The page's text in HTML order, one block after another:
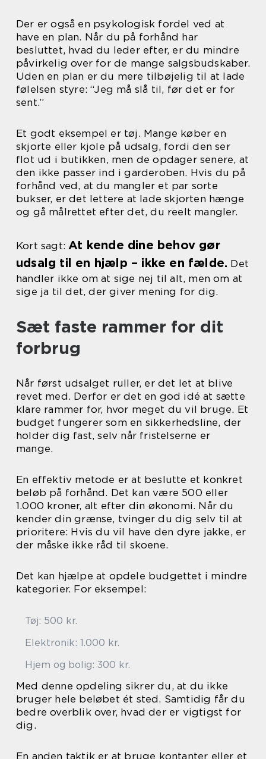
Der er også en psykologisk fordel ved at
have en plan. Når du på forhånd har
besluttet, hvad du leder efter, er du mindre
påvirkelig over for de mange salgsbudskaber.
Uden en plan er du mere tilbøjelig til at lade
følelsen styre: “Jeg må slå til, før det er for
sent.”
Et godt eksempel er tøj. Mange køber en
skjorte eller kjole på udsalg, fordi den ser
flot ud i butikken, men de opdager senere, at
den ikke passer ind i garderoben. Hvis du på
forhånd ved, at du mangler et par sorte
bukser, er det lettere at lade skjorten hænge
og gå målrettet efter det, du reelt mangler.
Kort sagt:At kende dine behov gør
udsalg til en hjælp – ikke en fælde. Det
handler ikke om at sige nej til alt, men om at
sige ja til det, der giver mening for dig.
Sæt faste rammer for dit
forbrug
Når først udsalget ruller, er det let at blive
revet med. Derfor er det en god idé at sætte
klare rammer for, hvor meget du vil bruge. Et
budget fungerer som en sikkerhedsline, der
holder dig fast, selv når fristelserne er
mange.
En effektiv metode er at beslutte et konkret
beløb på forhånd. Det kan være 500 eller
1.000 kroner, alt efter din økonomi. Når du
kender din grænse, tvinger du dig selv til at
prioritere: Hvis du vil have den dyre jakke, er
der måske ikke råd til skoene.
Det kan hjælpe at opdele budgettet i mindre
kategorier. For eksempel:
Tøj: 500 kr.
Elektronik: 1.000 kr.
Hjem og bolig: 300 kr.
Med denne opdeling sikrer du, at du ikke
bruger hele beløbet ét sted. Samtidig får du
bedre overblik over, hvad der er vigtigst for
dig.
En anden taktik er at bruge kontanter eller et